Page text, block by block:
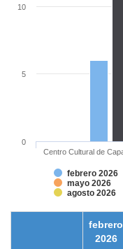
febrero 2026
mayo 2026
agosto 2026
Centro Cultural de
0
5
10
febrero
2026